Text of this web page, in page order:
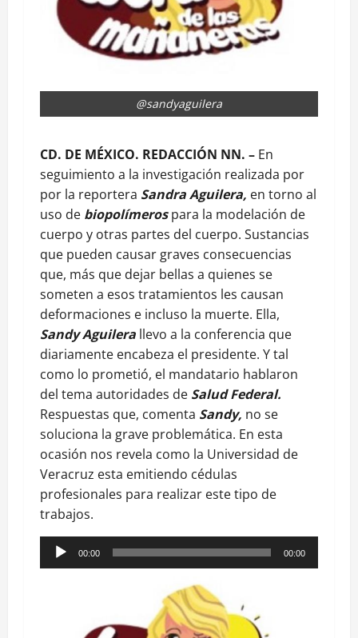
@sandyaguilera
CD. DE MÉXICO. REDACCIÓN NN. – En
seguimiento a la investigación realizada por
por la reportera Sandra Aguilera, en torno al
uso de biopolímerospara la modelación de
cuerpo y otras partes del cuerpo. Sustancias
que pueden causar graves consecuencias
que, más que dejar bellas a quienes se
someten a esos tratamientos les causan
deformaciones e incluso la muerte. Ella,
Sandy Aguilera llevo a la conferencia que
diariamente encabeza el presidente. Y tal
como lo prometió, el mandatario hablaron
del tema autoridades de Salud Federal.
Respuestas que, comenta Sandy, no se
soluciona la grave problemática. En esta
ocasión nos revela como la Universidad de
Veracruz esta emitiendo cédulas
profesionales para realizar este tipo de
trabajos.
Reproductor
de
00:00 00:00